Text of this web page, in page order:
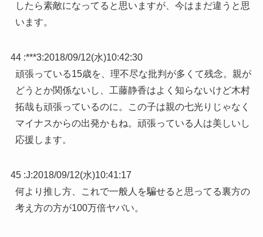
したら素敵になってると思いますが、今はまだ違うと思
います。
44 :***3:2018/09/12(水)10:42:30
頑張っている15歳を、理不尽な批判が多くて残念。親が
どうとか関係ないし、工藤静香はよく知らないけど木村
拓哉も頑張っているのに。この子は親の七光りじゃなく
マイナスからの出発かもね。頑張っている人は美しいし
応援します。
45 :J:2018/09/12(水)10:41:17
何より推し方、これで一般人を騙せると思ってる裏方の
考え方の方が100万倍ヤバい。